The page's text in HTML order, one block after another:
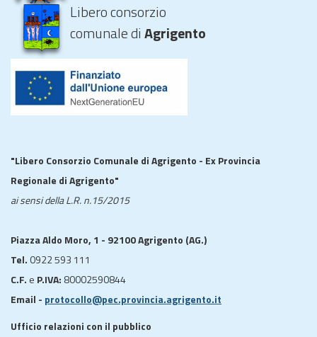
Libero consorzio
comunale diAgrigento
"Libero Consorzio Comunale di Agrigento - Ex Provincia
Regionale di Agrigento"
ai sensi della L.R. n.15/2015
Piazza Aldo Moro, 1 - 92100 Agrigento (AG.)
Tel. 0922 593 111
C.F. e P.IVA: 80002590844
Email - protocollo@pec.provincia.agrigento.it
Ufficio relazioni con il pubblico